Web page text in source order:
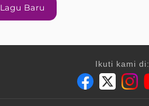
Lagu Baru
Ikuti kami di: